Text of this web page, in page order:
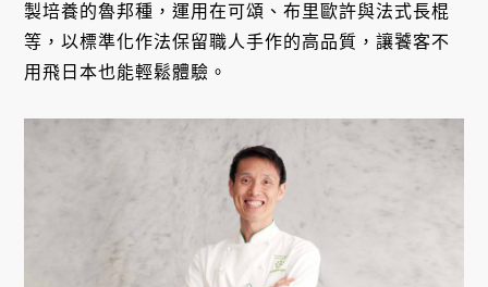
製培養的魯邦種，運用在可頌、布里歐許與法式長棍
等，以標準化作法保留職人手作的高品質，讓饕客不
用飛日本也能輕鬆體驗。